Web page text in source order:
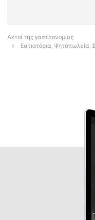
Αετοί της γαστρονομίας
Εστιατόρια, Ψητοπωλεία,